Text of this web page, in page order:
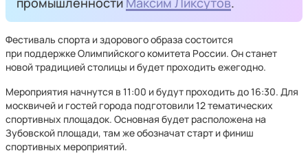
Фестиваль спорта и здорового образа состоится
при поддержке Олимпийского комитета России. Он станет
новой традицией столицы и будет проходить ежегодно.
Мероприятия начнутся в 11:00 и будут проходить до 16:30. Для
москвичей и гостей города подготовили 12 тематических
спортивных площадок. Основная будет расположена на
Зубовской площади, там же обозначат старт и финиш
спортивных мероприятий.